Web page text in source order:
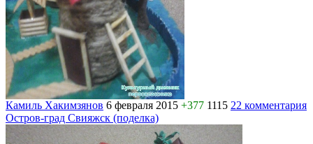
Камиль Хакимзянов 6 февраля 2015 +377 1115 22 комментария
Остров-град Свияжск (поделка)